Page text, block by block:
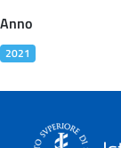
Anno
2021